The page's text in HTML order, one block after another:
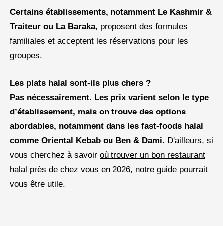
Certains établissements, notamment Le Kashmir &
Traiteur ou La Baraka, proposent des formules
familiales et acceptent les réservations pour les
groupes.
Les plats halal sont-ils plus chers ?
Pas nécessairement. Les prix varient selon le type
d’établissement, mais on trouve des options
abordables, notamment dans les fast-foods halal
comme Oriental Kebab ou Ben & Dami. D'ailleurs, si
vous cherchez à savoir où trouver un bon restaurant
halal près de chez vous en 2026, notre guide pourrait
vous être utile.